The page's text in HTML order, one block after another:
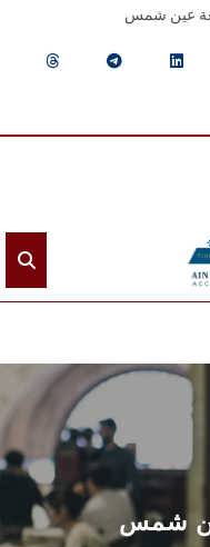
عين شمس
الرئيسيـة
عن الجامعة
القطاعـات شمس